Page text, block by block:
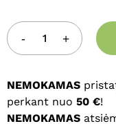
NEMOKAMAS
perkant nuo 50 €!
NEMOKAMAS